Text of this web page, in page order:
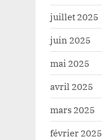
juillet 2025
juin 2025
mai 2025
avril 2025
mars 2025
février 2025